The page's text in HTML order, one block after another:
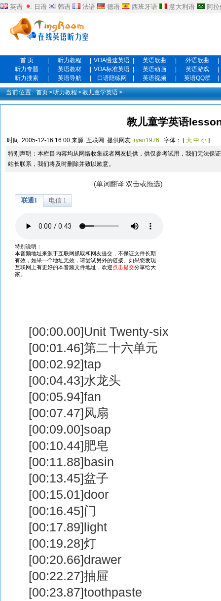
英语 日语 韩语 法语 德语 西班牙语 意大利语 阿
首 页 听力教程 VOA慢速英语 英语歌曲 外语歌曲
听力专题
英语教材 VOA标准英语 英语动画 英语游戏
听力搜索
英语导航 口语陪练网 英语视频 英语QQ群
当前位置: 首页>听力教程 >教儿童学英语>
教儿童学英语
时间: 2005-12-16 16:00 来源: 互联网 提供网友: ryan1976 字体： [大 中 小 ]
特别声明：本栏目内容均从网络收集或者网友提供，供仅参考试用，我们无法保
站长联系，我们将及时删除并致以歉意。
(单词翻译:双击或拖选)
[00:00.00]Unit Twenty-six
[00:01.46]第二十六单元
[00:02.92]tap
[00:04.43]水龙头
[00:05.94]fan
[00:07.47]风扇
[00:09.00]soap
[00:10.44]肥皂
[00:11.88]basin
[00:13.45]盆子
[00:15.01]door
[00:16.45]门
[00:17.89]light
[00:19.28]灯
[00:20.66]drawer
[00:22.27]抽屉
[00:23.87]toothpaste